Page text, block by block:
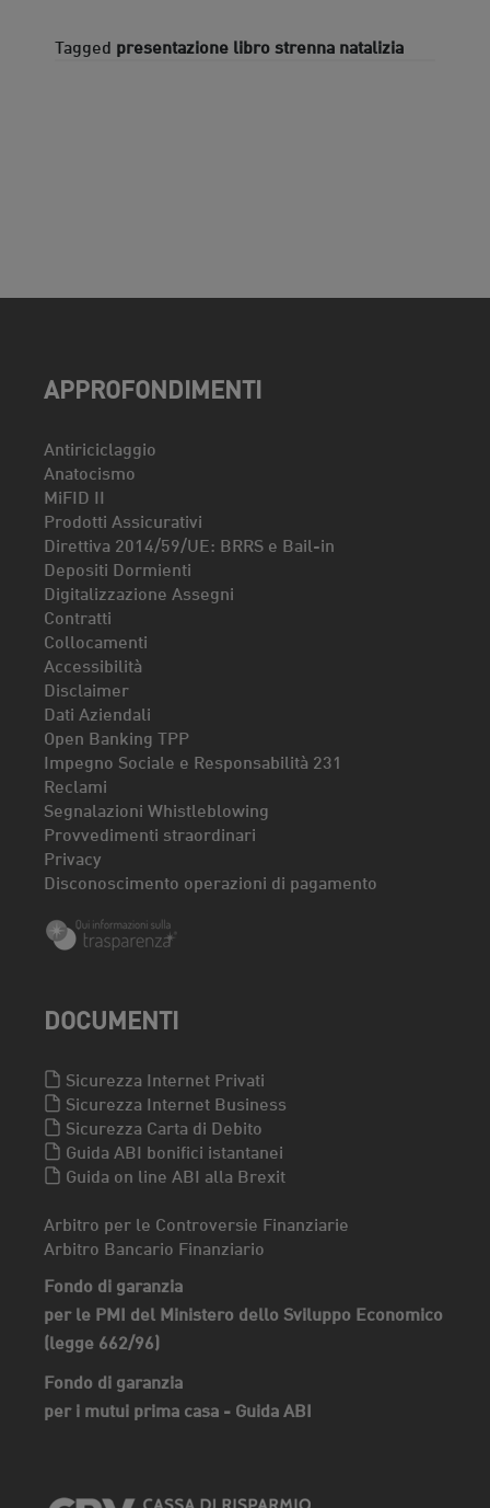
Tagged presentazione libro strenna natalizia
APPROFONDIMENTI
Antiriciclaggio
Anatocismo
MiFID II
Prodotti Assicurativi
Direttiva 2014/59/UE: BRRS e Bail-in
Depositi Dormienti
Digitalizzazione Assegni
Contratti
Collocamenti
Accessibilità
Disclaimer
Dati Aziendali
Open Banking TPP
Impegno Sociale e Responsabilità 231
Reclami
Segnalazioni Whistleblowing
Provvedimenti straordinari
Privacy
Disconoscimento operazioni di pagamento
DOCUMENTI
Sicurezza Internet Privati
Sicurezza Internet Business
Sicurezza Carta di Debito
Guida ABI bonifici istantanei
Guida on line ABI alla Brexit
Arbitro per le Controversie Finanziarie
Arbitro Bancario Finanziario
Fondo di garanzia
per le PMI del Ministero dello Sviluppo Economico
(legge 662/96)
Fondo di garanzia
per i mutui prima casa - Guida ABI